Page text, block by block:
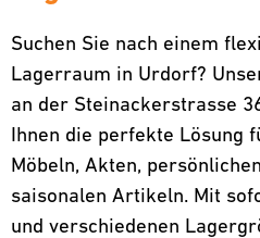
Suchen Sie nach einem
Lagerraum in Urdorf?
an der Steinackerstrasse
Ihnen die perfekte Lösung
Möbeln, Akten,
saisonalen Artikeln. Mit
und verschiedenen